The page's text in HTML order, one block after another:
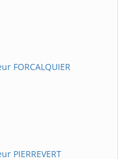
FORCALQUIER
PIERREVERT